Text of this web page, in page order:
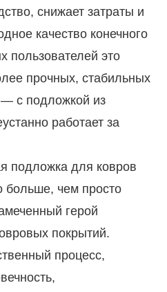
снижает затраты и
качество конечного
пользователей это
прочных, стабильных
— с подложкой из
работает за
подложка для ковров
больше, чем просто
герой
покрытий.
процесс,